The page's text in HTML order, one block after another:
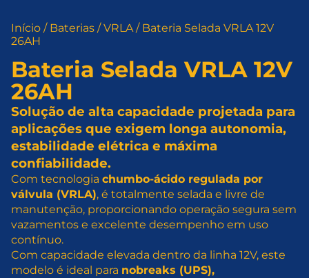
Início / Baterias /VRLA/ Bateria Selada VRLA 12V
26AH
Bateria Selada VRLA 12V
26AH
Solução de alta capacidade projetada para
aplicações que exigem longa autonomia,
estabilidade elétrica e máxima
confiabilidade.
Com tecnologia chumbo-ácido regulada por
válvula (VRLA), é totalmente selada e livre de
manutenção, proporcionando operação segura sem
vazamentos e excelente desempenho em uso
contínuo.
Com capacidade elevada dentro da linha 12V, este
modelo é ideal para nobreaks (UPS),